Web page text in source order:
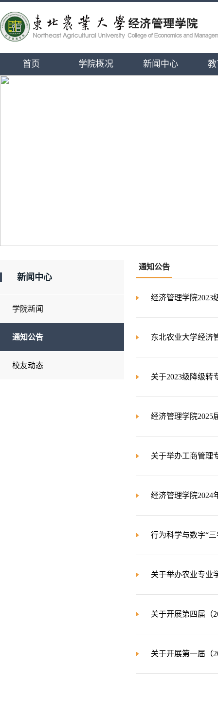
首页 学院概况 新闻中心
新闻中心
学院新闻
通知公告
校友动态
通知公告
经济管理学院2023
东北农业大学经济
关于2023级降级转
经济管理学院2025
关于举办工商管理
经济管理学院2024
行为科学与数字“
关于举办农业专业
关于开展第四届（
关于开展第一届（